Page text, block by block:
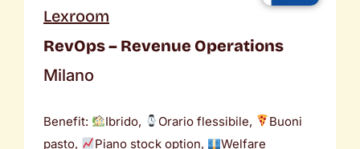
Lexroom
RevOps – Revenue Operations
Milano
Benefit: Ibrido, Orario flessibile,
Buoni
pasto,
Piano stock option,
Welfare